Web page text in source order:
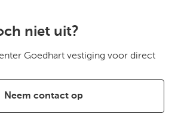
niet uit?
Goedhart vestiging voor direct
Neem contact op